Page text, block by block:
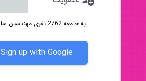
به جامعه 2762 نفری مهندسین سایت بپیوندید
Sign up with Google